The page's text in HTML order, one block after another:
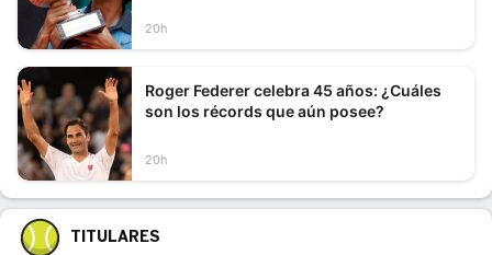
20h
Roger Federer celebra 45 años: ¿Cuáles
son los récords que aún posee?
20h
TITULARES